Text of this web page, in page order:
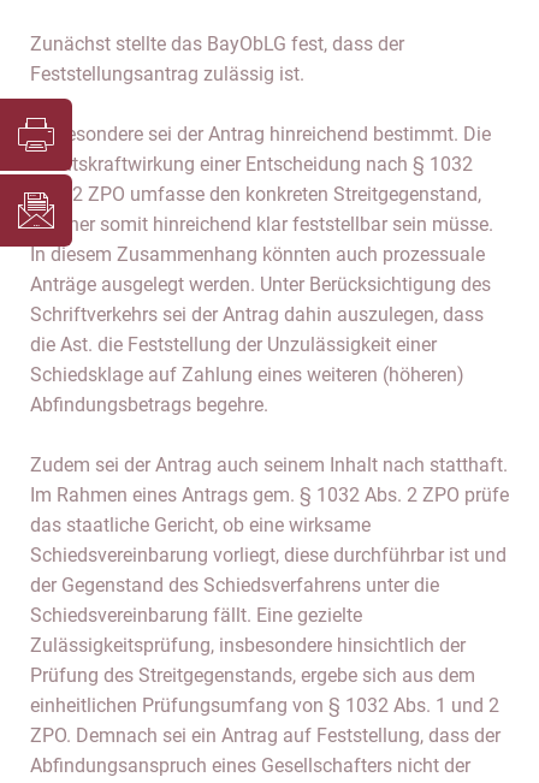
Zunächst stellte das BayObLG fest, dass der
Feststellungsantrag zulässig ist.
Insbesondere sei der Antrag hinreichend bestimmt. Die
Rechtskraftwirkung einer Entscheidung nach § 1032
Abs. 2 ZPO umfasse den konkreten Streitgegenstand,
welcher somit hinreichend klar feststellbar sein müsse.
In diesem Zusammenhang könnten auch prozessuale
Anträge ausgelegt werden. Unter Berücksichtigung des
Schriftverkehrs sei der Antrag dahin auszulegen, dass
die Ast. die Feststellung der Unzulässigkeit einer
Schiedsklage auf Zahlung eines weiteren (höheren)
Abfindungsbetrags begehre.
Zudem sei der Antrag auch seinem Inhalt nach statthaft.
Im Rahmen eines Antrags gem. § 1032 Abs. 2 ZPO prüfe
das staatliche Gericht, ob eine wirksame
Schiedsvereinbarung vorliegt, diese durchführbar ist und
der Gegenstand des Schiedsverfahrens unter die
Schiedsvereinbarung fällt. Eine gezielte
Zulässigkeitsprüfung, insbesondere hinsichtlich der
Prüfung des Streitgegenstands, ergebe sich aus dem
einheitlichen Prüfungsumfang von § 1032 Abs. 1 und 2
ZPO. Demnach sei ein Antrag auf Feststellung, dass der
Abfindungsanspruch eines Gesellschafters nicht der